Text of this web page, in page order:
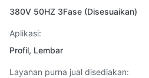
380V 50HZ 3Fase (Disesuaikan)
Aplikasi:
Profil, Lembar
Layanan purna jual disediakan: